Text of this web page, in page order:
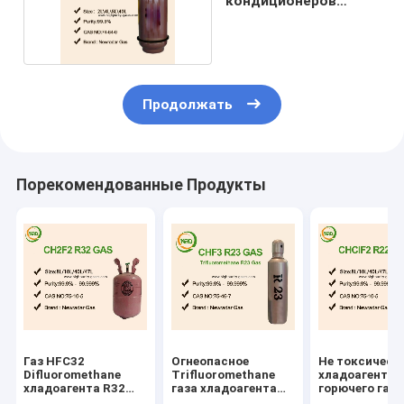
Продолжать
Порекомендованные Продукты
Газ HFC32
Difluoromethane
хладоагента R32
Огнеопасное
Trifluoromethane
газа хладоагента
Не
хладоагент
горючего